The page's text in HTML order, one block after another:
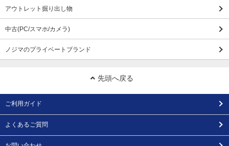
アウトレット掘り出し物
中古(PC/スマホ/カメラ)
ノジマのプライベートブランド
先頭へ戻る
ご利用ガイド
よくあるご質問